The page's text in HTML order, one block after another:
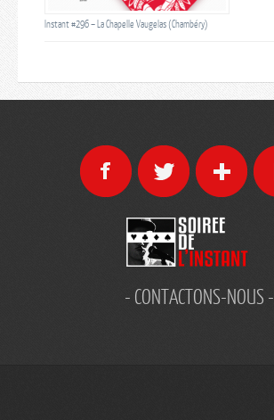
Instant #296 – La Chapelle Vaugelas (Chambéry)
- CONTACTONS-NOUS -